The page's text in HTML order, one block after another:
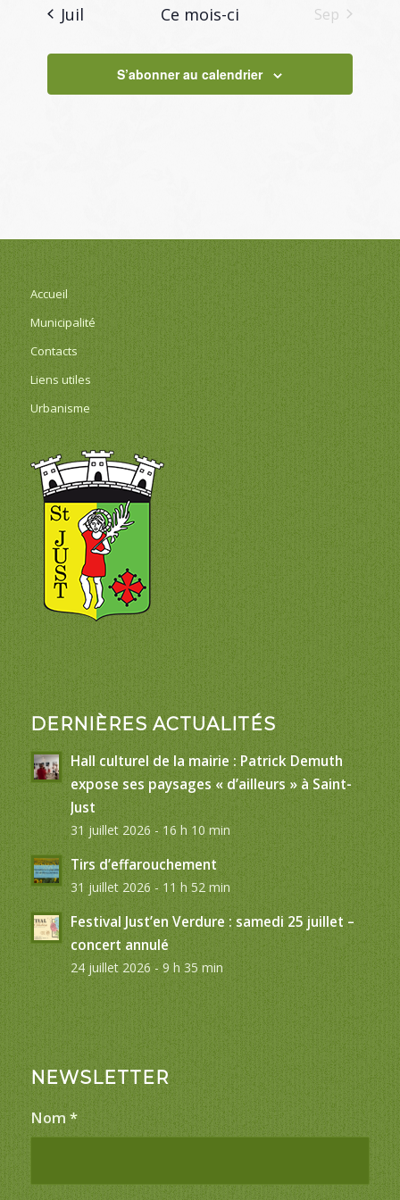
Juil Ce mois-ci Sep
S’abonner au calendrier
Accueil
Municipalité
Contacts
Liens utiles
Urbanisme
DERNIÈRES ACTUALITÉS
Hall culturel de la mairie : Patrick Demuth
expose ses paysages « d’ailleurs » à Saint-
Just
31 juillet 2026 - 16 h 10 min
Tirs d’effarouchement
31 juillet 2026 - 11 h 52 min
Festival Just’en Verdure : samedi 25 juillet –
concert annulé
24 juillet 2026 - 9 h 35 min
NEWSLETTER
Nom *